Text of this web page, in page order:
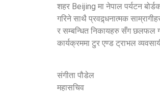
शहर Beijing मा नेपाल पर्यटन
गरिने साथै प्रवद्र्धनात्मक
र सम्बन्धित निकायहरु सँग छलफल
कार्यक्रममा टुर एण्ड ट्राभल
संगीता पौडेल
महासचिव